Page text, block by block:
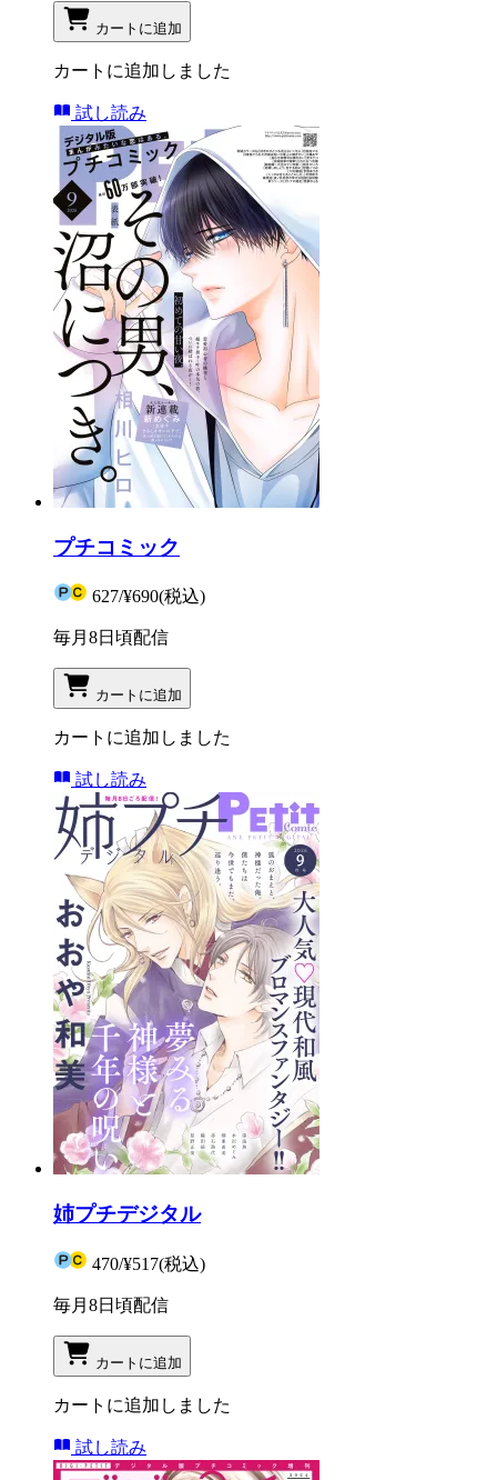
カートに追加
カートに追加しました
試し読み
プチコミック
627/¥690(税込)
毎月8日頃配信
カートに追加
カートに追加しました
試し読み
姉プチデジタル
470/¥517(税込)
毎月8日頃配信
カートに追加
カートに追加しました
試し読み